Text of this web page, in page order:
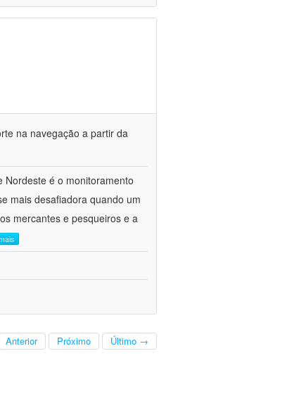
na navegação a partir da
Nordeste é o monitoramento
mais desafiadora quando um
mercantes e pesqueiros e a
Anterior Próximo Último →